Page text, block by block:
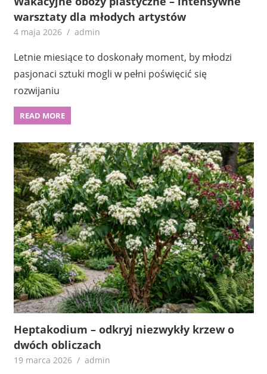
warsztaty dla młodych artystów
4 maja 2026 admin
Letnie miesiące to doskonały moment, by młodzi
pasjonaci sztuki mogli w pełni poświęcić się
rozwijaniu
READ MORE
Heptakodium – odkryj niezwykły krzew o
dwóch obliczach
19 marca 2026 admin